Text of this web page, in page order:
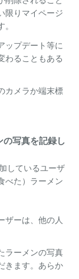
限りマイページ
ップデート等に
わることもある
カメラか端末標
の写真を記録し
しているユーザ
べた）ラーメン
ザーは、他の人
ラーメンの写真
きます。あらか